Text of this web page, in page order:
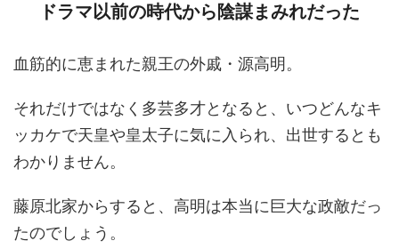
ドラマ以前の時代から陰謀まみれだった
血筋的に恵まれた親王の外戚・源高明。
それだけではなく多芸多才となると、いつどんなキ
ッカケで天皇や皇太子に気に入られ、出世するとも
わかりません。
藤原北家からすると、高明は本当に巨大な政敵だっ
たのでしょう。